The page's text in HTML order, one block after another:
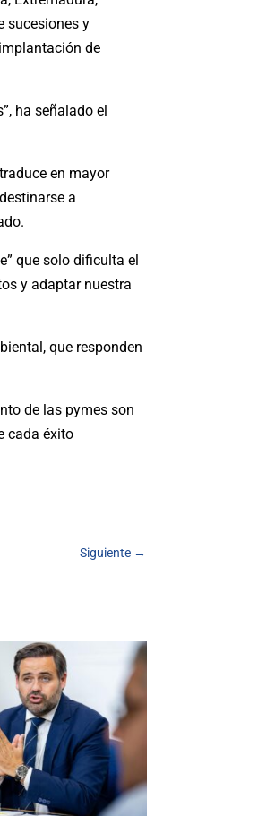
sucesiones y
de
ha señalado el
en mayor
a
que solo dificulta el
y adaptar nuestra
que responden
de las pymes son
cada éxito
Siguiente→